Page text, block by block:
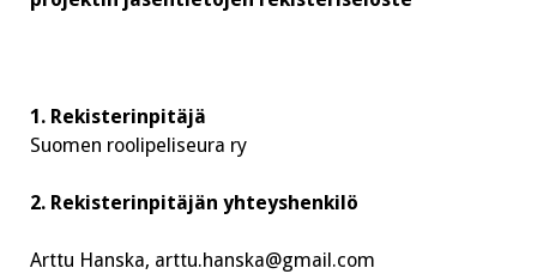
1. Rekisterinpitäjä
Suomen roolipeliseura ry
2. Rekisterinpitäjän yhteyshenkilö
Arttu Hanska, arttu.hanska@gmail.com